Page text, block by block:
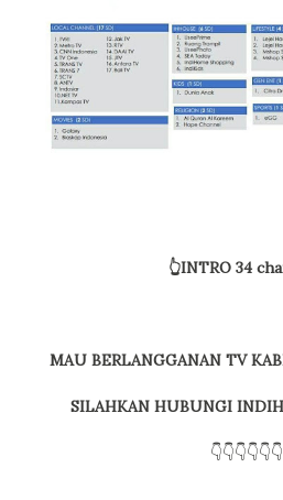
👆INTRO 34
MAU BERLANGGANAN TV
SILAHKAN HUBUNGI
👇👇👇👇👇👇